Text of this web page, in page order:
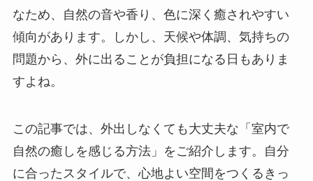
なため、自然の音や香り、色に深く癒されやすい
傾向があります。しかし、天候や体調、気持ちの
問題から、外に出ることが負担になる日もありま
すよね。
この記事では、外出しなくても大丈夫な「室内で
自然の癒しを感じる方法」をご紹介します。自分
に合ったスタイルで、心地よい空間をつくるきっ